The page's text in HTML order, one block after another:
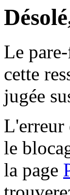
Le
cette
jugée
L'erreur
le
la page